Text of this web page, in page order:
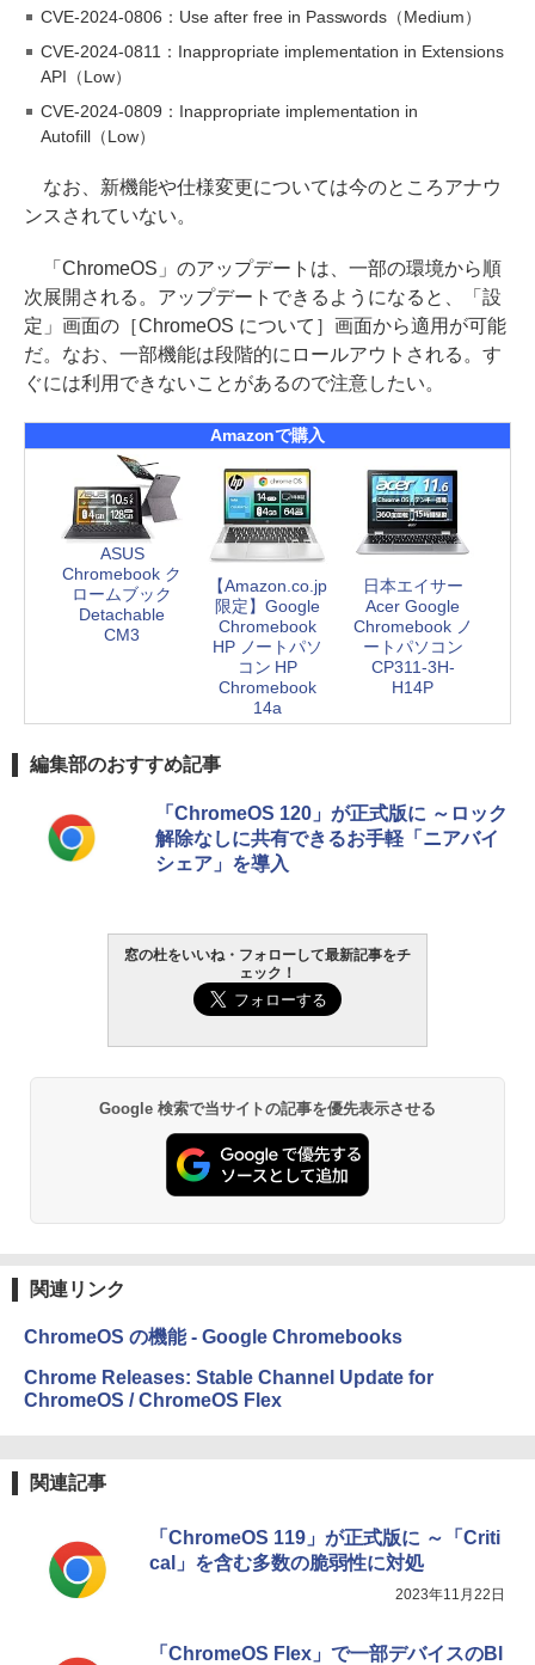
CVE-2024-0806：Use after free in Passwords（Medium）
CVE-2024-0811：Inappropriate implementation in Extensions
API（Low）
CVE-2024-0809：Inappropriate implementation in
Autofill（Low）
なお、新機能や仕様変更については今のところアナウ
ンスされていない。
「ChromeOS」のアップデートは、一部の環境から順
次展開される。アップデートできるようになると、「設
定」画面の［ChromeOS について］画面から適用が可能
だ。なお、一部機能は段階的にロールアウトされる。す
ぐには利用できないことがあるので注意したい。
Amazonで購入
ASUS
Chromebook ク
ロームブック
Detachable
CM3
【Amazon.co.jp
限定】Google
Chromebook
HP ノートパソ
コン HP
Chromebook
14a
日本エイサー
Acer Google
Chromebook ノ
ートパソコン
CP311-3H-
H14P
編集部のおすすめ記事
「ChromeOS 120」が正式版に ～ロック
解除なしに共有できるお手軽「ニアバイ
シェア」を導入
窓の杜をいいね・フォローして最新記事をチ
ェック！
Google 検索で当サイトの記事を優先表示させる
関連リンク
ChromeOS の機能 - Google Chromebooks
Chrome Releases: Stable Channel Update for
ChromeOS / ChromeOS Flex
関連記事
「ChromeOS 119」が正式版に ～「Criti
cal」を含む多数の脆弱性に対処
2023年11月22日
「ChromeOS Flex」で一部デバイスのBl